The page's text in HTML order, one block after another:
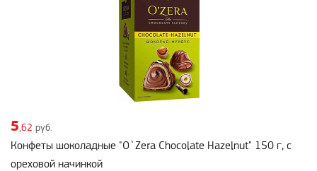
5,62 руб.
Конфеты шоколадные "O`Zera Chocolate Hazelnut" 150 г, с
ореховой начинкой